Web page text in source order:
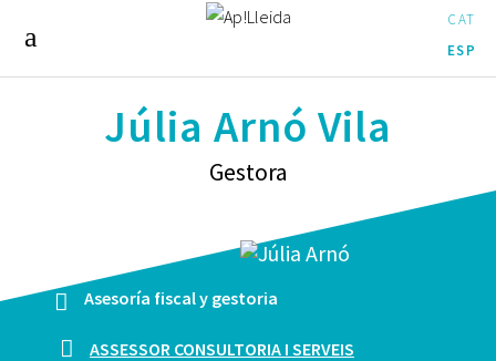
CAT
ESP
Júlia Arnó Vila
Gestora
Asesoría fiscal y gestoria
ASSESSOR CONSULTORIA I SERVEIS